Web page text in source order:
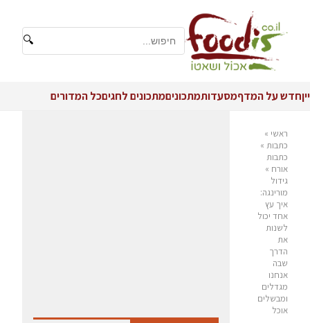
🔍
ייןחדש על המדףמסעדותמתכוניםמתכונים לחגיםכל המדורים
ראשי »
כתבות »
כתבות
אורח »
גידול
מורינגה:
איך עץ
אחד יכול
לשנות
את
הדרך
שבה
אנחנו
מגדלים
ומבשלים
אוכל